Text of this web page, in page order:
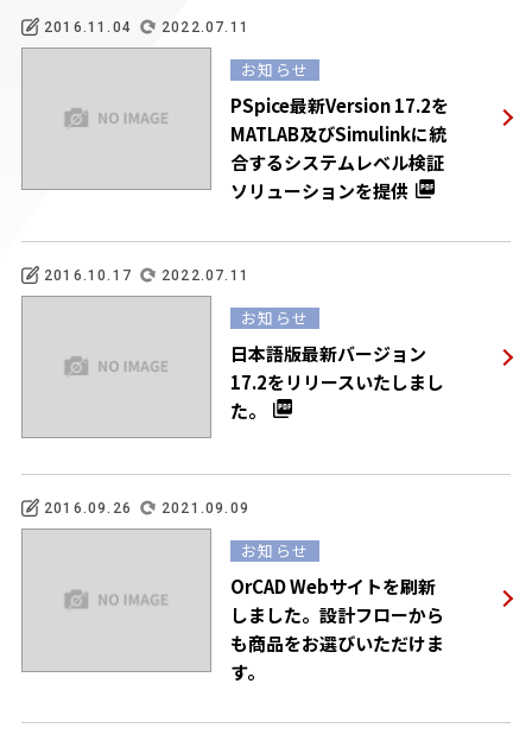
2016.11.04 2022.07.11
お知らせ
PSpice最新Version 17.2を
MATLAB及びSimulinkに統
合するシステムレベル検証
ソリューションを提供
2016.10.17 2022.07.11
お知らせ
日本語版最新バージョン
17.2をリリースいたしまし
た。
2016.09.26 2021.09.09
お知らせ
OrCAD Webサイトを刷新
しました。設計フローから
も商品をお選びいただけま
す。